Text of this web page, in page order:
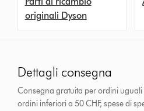
originali Dyson
Dettagli consegna
Consegna gratuita per ordini uguali
ordini inferiori a 50 CHF, spese di